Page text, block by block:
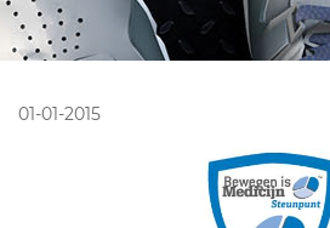
01-01-2015